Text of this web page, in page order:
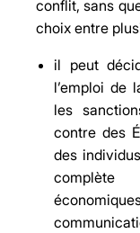
conflit, sans
choix entre
il peut
l’emploi de
les
contre des
des